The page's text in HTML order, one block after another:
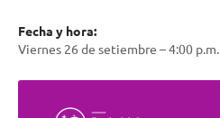
Fecha y hora:
Viernes 26 de setiembre – 4:00 p.m.